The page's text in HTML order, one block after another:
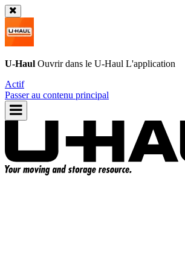
U-Haul Ouvrir dans le U-Haul L'application
Actif
Passer au contenu principal